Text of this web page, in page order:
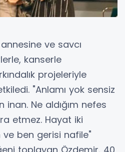
ve savcı
kanserle
projeleriyle
"Anlamı yok sensiz
inan. Ne aldığım nefes
etmez. Hayat iki
ben gerisi nafile"